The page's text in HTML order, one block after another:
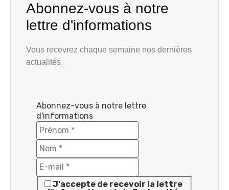
Abonnez-vous à notre
lettre d'informations
Vous recevrez chaque semaine nos dernières
actualités.
Abonnez-vous à notre lettre
d'informations
J'accepte de recevoir la lettre